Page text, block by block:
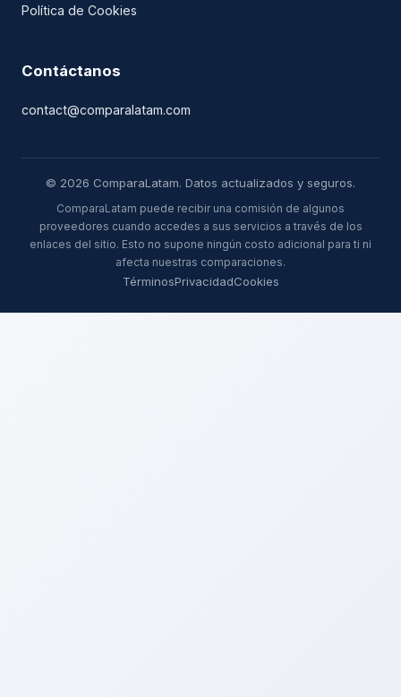
Política de Cookies
Contáctanos
contact@comparalatam.com
© 2026 ComparaLatam. Datos actualizados y seguros.
ComparaLatam puede recibir una comisión de algunos
proveedores cuando accedes a sus servicios a través de los
enlaces del sitio. Esto no supone ningún costo adicional para ti ni
afecta nuestras comparaciones.
TérminosPrivacidadCookies